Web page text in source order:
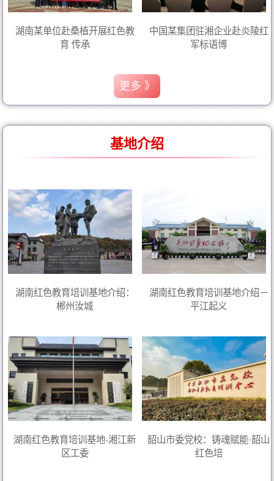
湖南某单位赴桑植开展红色教
育 传承
中国某集团驻湘企业赴炎陵红
军标语博
更多 》
基地介绍
湖南红色教育培训基地介绍：
郴州汝城
湖南红色教育培训基地介绍－
平江起义
湖南红色教育培训基地-湘江新
区工委
韶山市委党校：铸魂赋能·韶山
红色培